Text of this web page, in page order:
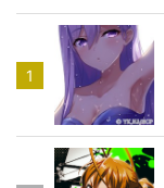
1